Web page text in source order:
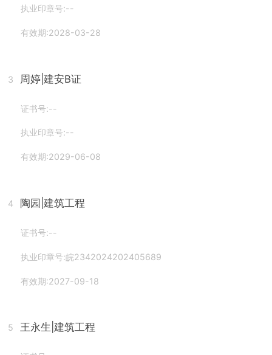
执业印章号:--
有效期:2028-03-28
3 周婷 |建安B证
证书号:--
执业印章号:--
有效期:2029-06-08
4 陶园 |建筑工程
证书号:--
执业印章号:皖2342024202405689
有效期:2027-09-18
5 王永生 |建筑工程